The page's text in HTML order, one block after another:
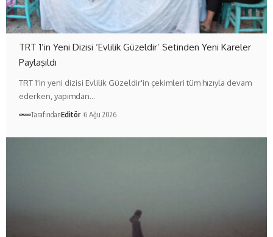
TRT 1’in Yeni Dizisi ‘Evlilik Güzeldir’ Setinden Yeni Kareler
Paylaşıldı
TRT 1'in yeni dizisi Evlilik Güzeldir'in çekimleri tüm hızıyla devam
ederken, yapımdan…
TarafındanEditör 6 Ağu 2026